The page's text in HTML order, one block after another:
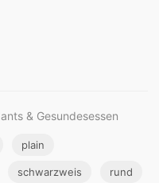
& Gesundesessen
plain
schwarzweis rund